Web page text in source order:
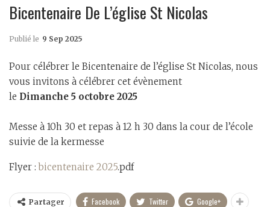
Bicentenaire De L’église St Nicolas
Publié le 9 Sep 2025
Pour célébrer le Bicentenaire de l’église St Nicolas, nous
vous invitons à célébrer cet évènement
le Dimanche 5 octobre 2025
Messe à 10h 30 et repas à 12 h 30 dans la cour de l’école
suivie de la kermesse
Flyer :bicentenaire 2025.pdf
Partager Facebook Twitter Google+